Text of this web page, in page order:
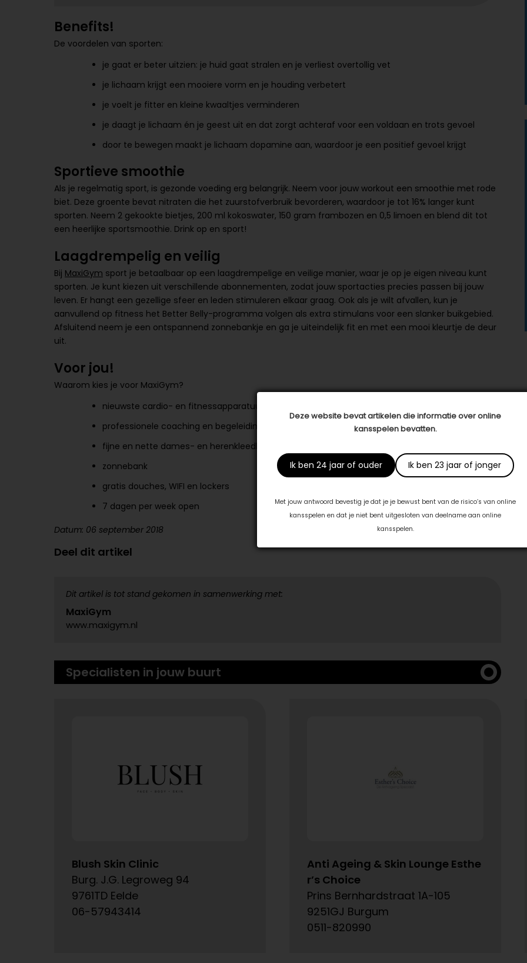
Deze website bevat artikelen die informatie over online
kansspelen bevatten.
Ik ben 24 jaar of ouder Ik ben 23 jaar of jonger
Met jouw antwoord bevestig je dat je je bewust bent van de risico’s van online
kansspelen en dat je niet bent uitgesloten van deelname aan online
kansspelen.
Benefits!
De voordelen van sporten:
je gaat er beter uitzien: je huid gaat stralen en je verliest overtollig vet
je lichaam krijgt een mooiere vorm en je houding verbetert
je voelt je fitter en kleine kwaaltjes verminderen
je daagt je lichaam én je geest uit en dat zorgt achteraf voor een voldaan en trots gevoel
door te bewegen maakt je lichaam dopamine aan, waardoor je een positief gevoel krijgt
Sportieve smoothie
Als je regelmatig sport, is gezonde voeding erg belangrijk. Neem voor jouw workout een smoothie met rode
biet. Deze groente bevat nitraten die het zuurstofverbruik bevorderen, waardoor je tot 16% langer kunt
sporten. Neem 2 gekookte bietjes, 200 ml kokoswater, 150 gram frambozen en 0,5 limoen en blend dit tot
een heerlijke sportsmoothie. Drink op en sport!
Laagdrempelig en veilig
Bij MaxiGym sport je betaalbaar op een laagdrempelige en veilige manier, waar je op je eigen niveau kunt
sporten. Je kunt kiezen uit verschillende abonnementen, zodat jouw sportacties precies passen bij jouw
leven. Er hangt een gezellige sfeer en leden stimuleren elkaar graag. Ook als je wilt afvallen, kun je
aanvullend op fitness het Better Belly-programma volgen als extra stimulans voor een slanker buikgebied.
Afsluitend neem je een ontspannend zonnebankje en ga je uiteindelijk fit en met een mooi kleurtje de deur
uit.
Voor jou!
Waarom kies je voor MaxiGym?
nieuwste cardio- en fitnessapparatuur Technogym
professionele coaching en begeleiding
fijne en nette dames- en herenkleedkamers
zonnebank
gratis douches, WIFI en lockers
7 dagen per week open
Datum: 06 september 2018
Deel dit artikel
Dit artikel is tot stand gekomen in samenwerking met:
MaxiGym
www.maxigym.nl
Specialisten in jouw buurt
Blush Skin Clinic
Burg. J.G. Legroweg 94
9761TD Eelde
06-57943414
Anti Ageing & Skin Lounge Esthe
r’s Choice
Prins Bernhardstraat 1A-105
9251GJ Burgum
0511-820990